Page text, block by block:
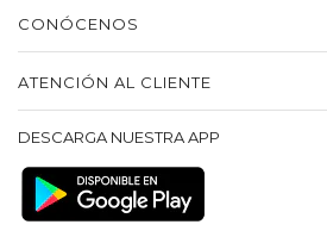
CONÓCENOS
ATENCIÓN AL CLIENTE
DESCARGA NUESTRA APP